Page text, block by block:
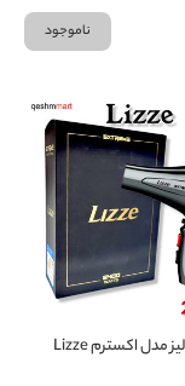
ناموجود
سشوار برند لیز مدل اکسترم Lizze